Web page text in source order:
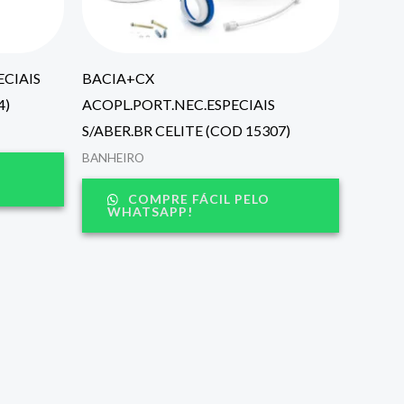
BACIA+CX
ACOPL.PORT.NEC.ESPECIAIS
S/ABER.BR CELITE (COD 15307)
BANHEIRO
COMPRE FÁCIL PELO
WHATSAPP!